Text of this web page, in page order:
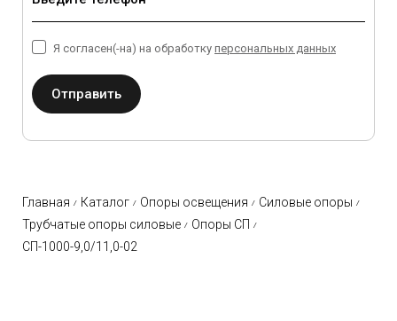
Отправить
Я согласен(-на) на обработку персональных данных
Главная Каталог Опоры освещения
Силовые опоры
Трубчатые опоры силовые
Опоры СП
СП-1000-9,0/11,0-02